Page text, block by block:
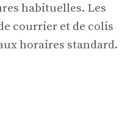
habituelles. Les
courrier et de colis
horaires standard.